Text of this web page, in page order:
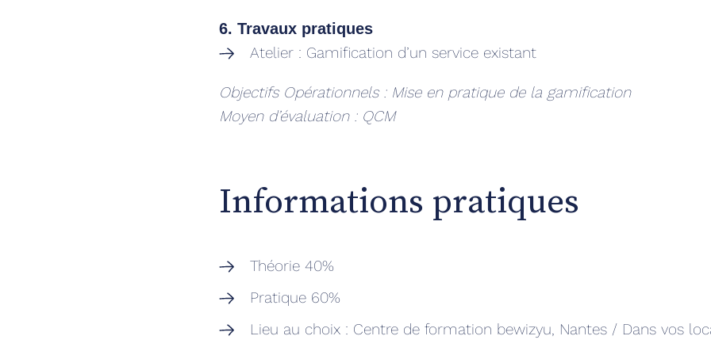
6. Travaux pratiques
Atelier : Gamification d’un service existant
Objectifs Opérationnels : Mise en pratique de la gamification
Moyen d’évaluation : QCM
Informations pratiques
Théorie 40%
Pratique 60%
Lieu au choix : Centre de formation bewizyu, Nantes / Dans vos